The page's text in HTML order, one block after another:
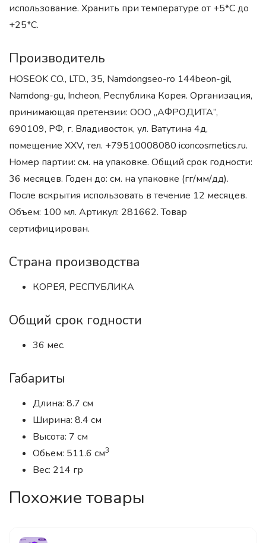
использование. Хранить при температуре от +5*С до
+25*С.
Производитель
HOSEOK CO., LTD., 35, Namdongseo-ro 144beon-gil,
Namdong-gu, Incheon, Республика Корея. Организация,
принимающая претензии: ООО „АФРОДИТА”,
690109, РФ, г. Владивосток, ул. Ватутина 4д,
помещение XXV, тел. +79510008080 iconcosmetics.ru.
Номер партии: см. на упаковке. Общий срок годности:
36 месяцев. Годен до: см. на упаковке (гг/мм/дд).
После вскрытия использовать в течение 12 месяцев.
Объем: 100 мл. Артикул: 281662. Товар
сертифицирован.
Страна производства
КОРЕЯ, РЕСПУБЛИКА
Общий срок годности
36 мес.
Габариты
Длина: 8.7 см
Ширина: 8.4 см
Высота: 7 см
Обьем: 511.6 см3
Вес: 214 гр
Похожие товары